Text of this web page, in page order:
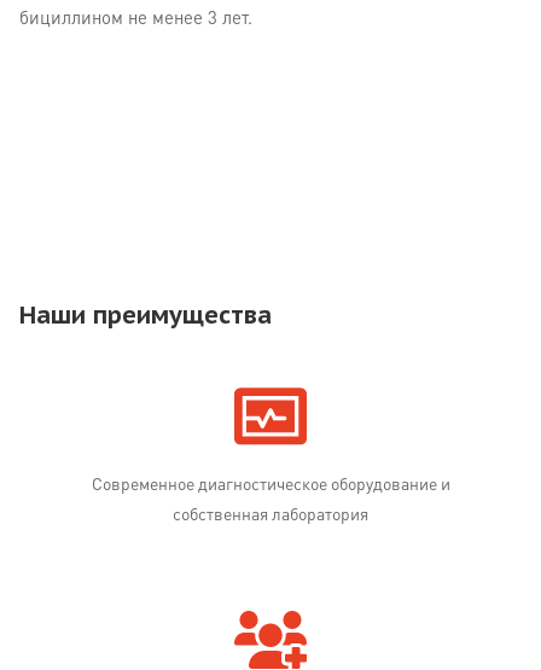
бициллином не менее 3 лет.
Наши преимущества
Современное диагностическое оборудование и
собственная лаборатория